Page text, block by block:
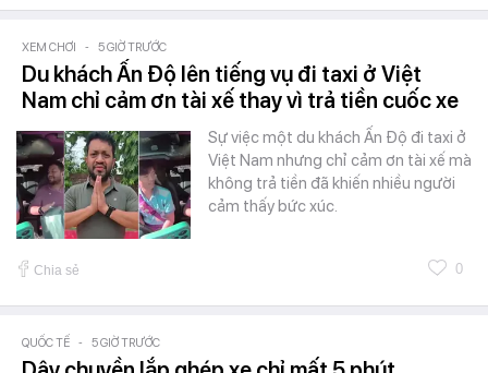
XEM CHƠI - 5 GIỜ TRƯỚC
Du khách Ấn Độ lên tiếng vụ đi taxi ở Việt
Nam chỉ cảm ơn tài xế thay vì trả tiền cuốc xe
Sự việc một du khách Ấn Độ đi taxi ở
Việt Nam nhưng chỉ cảm ơn tài xế mà
không trả tiền đã khiến nhiều người
cảm thấy bức xúc.
Chia sẻ 0
QUỐC TẾ - 5 GIỜ TRƯỚC